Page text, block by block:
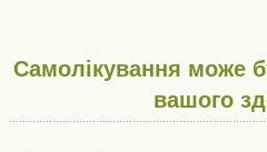
Самолікування може
вашого